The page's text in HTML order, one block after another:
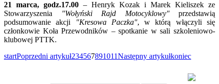
21 marca, godz.17.00 – Henryk Kozak i Marek Kieliszek ze
Stowarzyszenia
"Wołyński Rajd Motocyklowy"przedstawią
podsumowanie akcji
"Kresowa Paczka", w którą włączyli się
członkowie Koła Przewodników – spotkanie w sali szkoleniowo-
klubowej PTTK.
startPoprzedni artykuł234567891011Następny artykułkoniec